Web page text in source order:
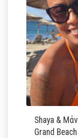
Shaya &
Grand Beach